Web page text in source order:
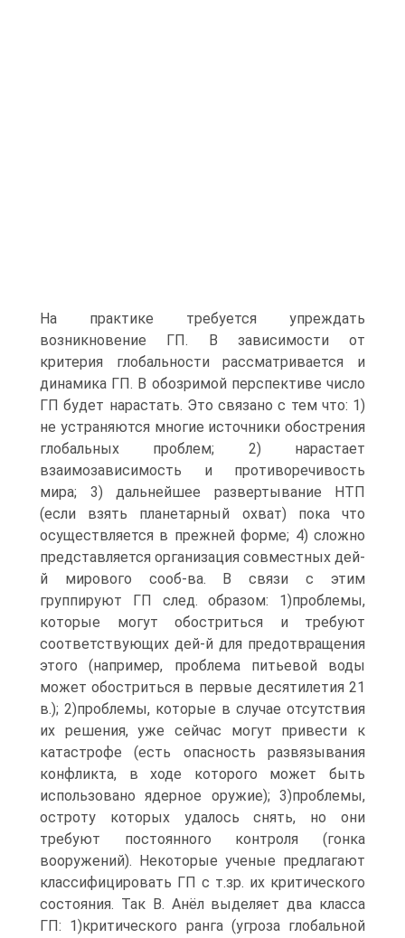
На практике требуется упреждать
возникновение ГП. В зависимости от
критерия глобальности рассматривается и
динамика ГП. В обозримой перспективе число
ГП будет нарастать. Это связано с тем что: 1)
не устраняются многие источники обострения
глобальных проблем; 2) нарастает
взаимозависимость и противоречивость
мира; 3) дальнейшее развертывание НТП
(если взять планетарный охват) пока что
осуществляется в прежней форме; 4) сложно
представляется организация совместных дей-
й мирового сооб-ва. В связи с этим
группируют ГП след. образом: 1)проблемы,
которые могут обостриться и требуют
соответствующих дей-й для предотвращения
этого (например, проблема питьевой воды
может обостриться в первые десятилетия 21
в.); 2)проблемы, которые в случае отсутствия
их решения, уже сейчас могут привести к
катастрофе (есть опасность развязывания
конфликта, в ходе которого может быть
использовано ядерное оружие); 3)проблемы,
остроту которых удалось снять, но они
требуют постоянного контроля (гонка
вооружений). Некоторые ученые предлагают
классифицировать ГП с т.зр. их критического
состояния. Так В. Анёл выделяет два класса
ГП: 1)критического ранга (угроза глобальной